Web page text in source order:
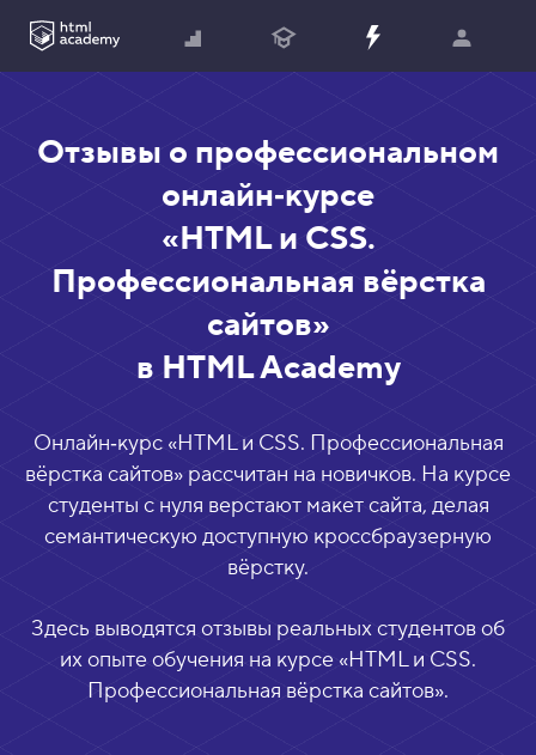
Отзывы о профессиональном
онлайн‑курсе
«HTML и CSS.
Профессиональная вёрстка
сайтов»
в HTML Academy
Онлайн‑курс «HTML и CSS. Профессиональная
вёрстка сайтов» рассчитан на новичков. На курсе
студенты с нуля верстают макет сайта, делая
семантическую доступную кроссбраузерную
вёрстку.
Здесь выводятся отзывы реальных студентов об
их опыте обучения на курсе «HTML и CSS.
Профессиональная вёрстка сайтов».